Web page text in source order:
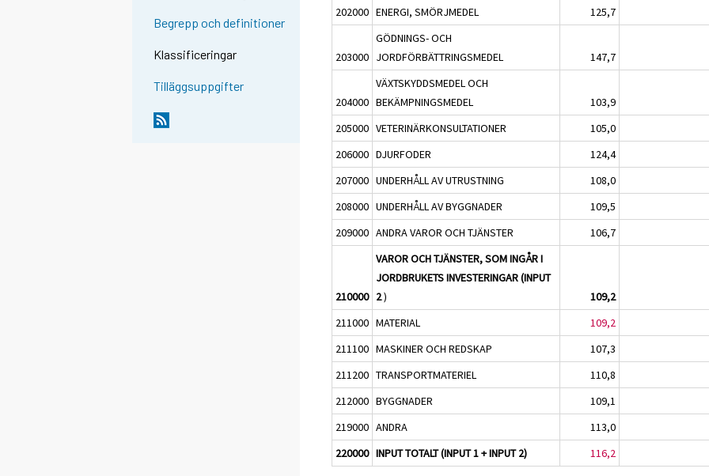
Begrepp och definitioner
Klassificeringar
Tilläggsuppgifter
202000 ENERGI, SMÖRJMEDEL 125,7
203000
GÖDNINGS- OCH
JORDFÖRBÄTTRINGSMEDEL
147,7
204000
VÄXTSKYDDSMEDEL OCH
BEKÄMPNINGSMEDEL
103,9
205000 VETERINÄRKONSULTATIONER 105,0
206000 DJURFODER 124,4
207000 UNDERHÅLL AV UTRUSTNING 108,0
208000 UNDERHÅLL AV BYGGNADER 109,5
209000 ANDRA VAROR OCH TJÄNSTER 106,7
210000
VAROR OCH TJÄNSTER, SOM INGÅR I
JORDBRUKETS INVESTERINGAR (INPUT
2) 109,2
211000 MATERIAL 109,2
211100 MASKINER OCH REDSKAP 107,3
211200 TRANSPORTMATERIEL 110,8
212000 BYGGNADER 109,1
219000 ANDRA 113,0
220000 INPUT TOTALT (INPUT 1 + INPUT 2) 116,2